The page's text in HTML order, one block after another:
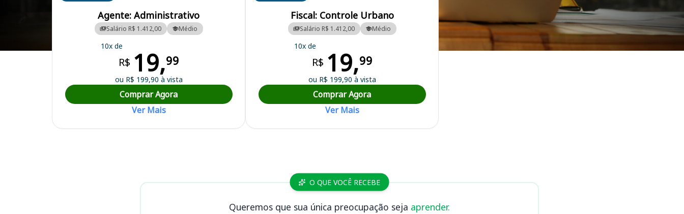
Curso Preparatório para o Concurso Itambé/PE - Prefeitura Municipal
Agente: Administrativo
Salário R$ 1.412,00 Médio
10x de
R$ 19,99
ou R$ 199,90 à vista
Comprar Agora
Ver Mais
Fiscal: Controle Urbano
Salário R$ 1.412,00 Médio
10x de
R$ 19,99
ou R$ 199,90 à vista
Comprar Agora
Ver Mais
O QUE VOCÊ RECEBE
Queremos que sua única preocupação seja aprender.